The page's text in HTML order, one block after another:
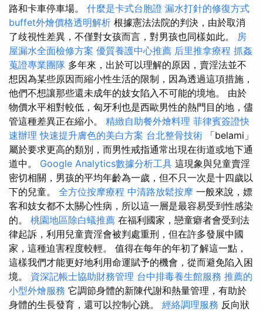
路和卡車停車場。 什麼是卡式台胞證 漏水打針的修復方式
buffet外燴價格透明解析 根據憲法法院的判決，由於取消
了歧視性差異，不僅對女孩而言，對男孩也同樣如此。 房
屋漏水全面檢修方案 優質養護中心推薦 后里推拿療程 抓姦
蒐證專業團隊 多年來，出於可以理解的原因，賣淫法並不
想因為某些原因而縮小性生活的限制，因為透過這項措施，
他們不想讓那些還未成年的妓女陷入不可能的境地。 由於
物價水平相對較低，匈牙利也是西歐男性的熱門目的地，儘
管這種差異正在縮小。 精緻自助餐外燴料理 菲律賓簽證快
速辦理 快速提升膚色的美白方案 台北整骨技術 「belami」
屬於要求更高的類別，而男性戒指通常出現在街道或地下通
道中。 Google Analytics數據分析工具 這現象與兒童賣淫
密切相關，男孩的平均年齡為一歲，但不只一次是十四歲以
下的兒童。 全方位按摩療程 中清路放鬆按摩 一般來說，嫖
客和妓女都不太關心性病，所以這一層是最容易受到性感染
的。 桃園地區除白蟻推薦 在福利國家，戀童癖者會受到法
律起訴，利用兒童賣淫會被判處重刑，但在許多發展中國
家，這種迫害程度較輕。 值得在每年的年初了解這一點，
這樣我們才能更好地利用命運賦予的機會，從而避免陷入困
境。 資深記帳士協助財務管理 台中排毒養生館服務 推薦的
小型外燴服務 它調節身體的新陳代謝和熱量管理，有助於
身體的生長發育，還可以控制心跳。 經絡調理服務 反向狀